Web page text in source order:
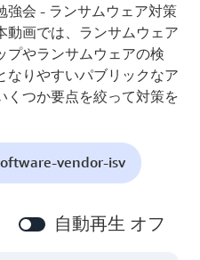
強会 - ランサムウェア対策
動画では、ランサムウェア
プやランサムウェアの検
なりやすいパブリックなア
くつか要点を絞って対策を
vendor-isv
自動再生 オフ